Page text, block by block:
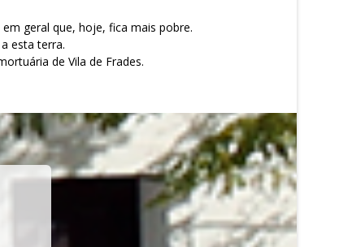
geral que, hoje, fica mais pobre.
esta terra.
de Vila de Frades.